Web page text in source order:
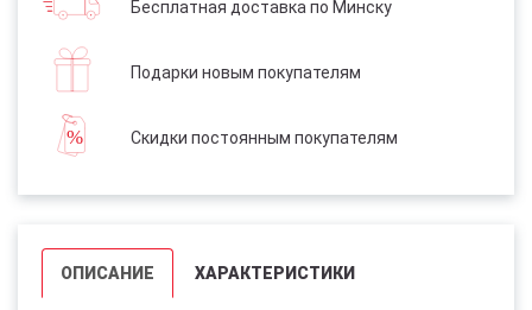
Бесплатная доставка по Минску
Подарки новым покупателям
Скидки постоянным покупателям
ОПИСАНИЕ ХАРАКТЕРИСТИКИ